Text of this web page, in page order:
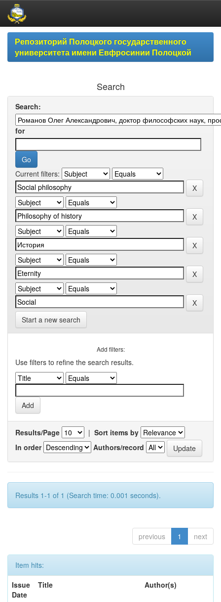
Skip
navigationРепозиторий Полоцкого государственного
университета имени Евфросинии Полоцкой
Search
Search:
for
Current filters:
Start a new search
Add filters:
Use filters to refine the search results.
Results/Page | Sort items by
In order
Authors/record
Results 1-1 of 1 (Search time: 0.001 seconds).
previous 1 next
Item hits:
Issue
Date
Title Author(s)